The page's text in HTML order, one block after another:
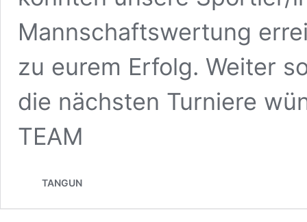
Mannschaftswertung
zu eurem Erfolg. Weiter
die nächsten Turniere
TEAM
TANGUN